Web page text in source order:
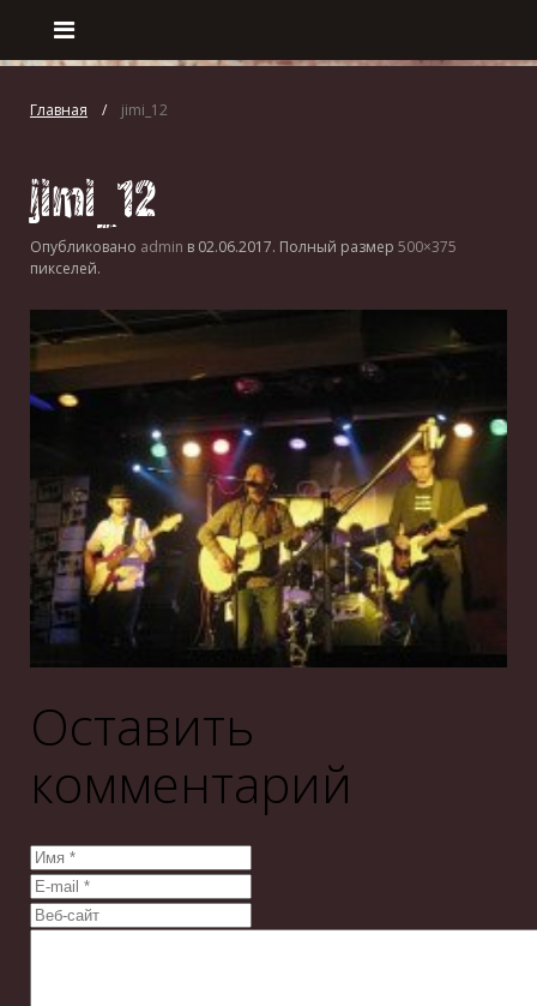
Главная jimi_12
jimi_12
Опубликовано admin в 02.06.2017. Полный размер 500×375
пикселей.
Оставить
комментарий